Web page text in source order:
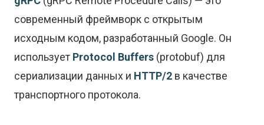
современный фреймворк с открытым
исходным кодом, разработанный Google. Он
использует Protocol Buffers (protobuf) для
сериализации данных и HTTP/2 в качестве
транспортного протокола.